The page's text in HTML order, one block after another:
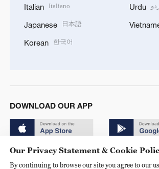
Italian Italiano
Japanese 日本語
Korean 한국어
Urdu
DOWNLOAD OUR APP
Our Privacy Statement & Cookie
By continuing to browse our site you agree to our